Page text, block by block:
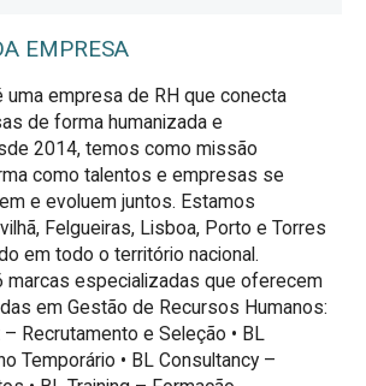
EMPRESA
uma empresa de RH que conecta
de forma humanizada e
2014, temos como missão
como talentos e empresas se
e evoluem juntos. Estamos
Felgueiras, Lisboa, Porto e Torres
em todo o território nacional.
marcas especializadas que oferecem
em Gestão de Recursos Humanos:
– Recrutamento e Seleção • BL
Temporário • BL Consultancy –